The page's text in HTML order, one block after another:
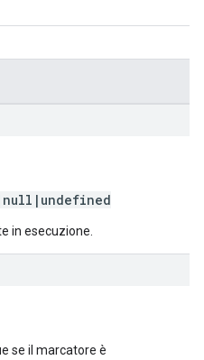
in esecuzione.
se il marcatore è